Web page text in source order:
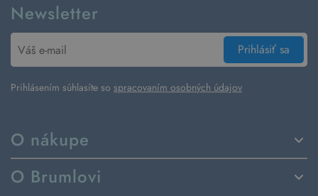
O nákupe
Spôsoby dodania a platby
Vrátenie tovaru a reklamácia
O Brumlovi
Newsletter
Prihlásiť sa
Prihlásením súhlasíte so spracovaním osobných údajov